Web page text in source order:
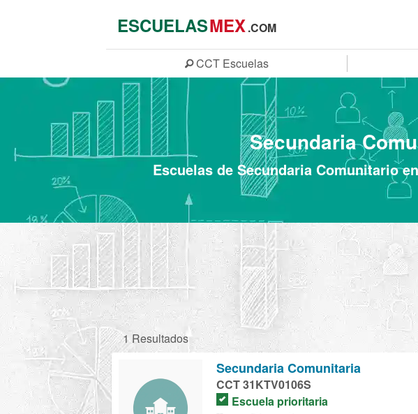
ESCUELASMEX.COM
CCT Escuelas
Secundaria
Escuelas de Secundaria Comunitario
1 Resultados
Secundaria Comunitaria
CCT 31KTV0106S
Escuela prioritaria